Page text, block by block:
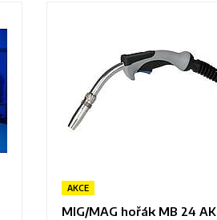
AKCE
MIG/MAG hořák MB 24 AK